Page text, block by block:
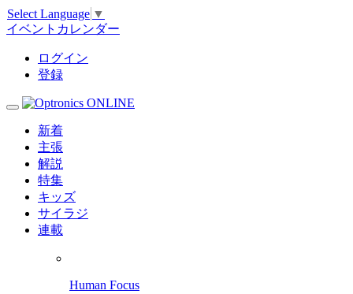
Select Language ▼
イベントカレンダー
ログイン
登録
新着
主張
解説
特集
キッズ
サイラジ
連載
Human Focus